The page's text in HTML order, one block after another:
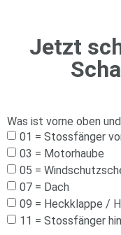
Jetzt
Was ist vorne oben
01 = Stossfänger
03 = Motorhaube
05 =
07 = Dach
09 = Heckklappe /
11 = Stossfänger